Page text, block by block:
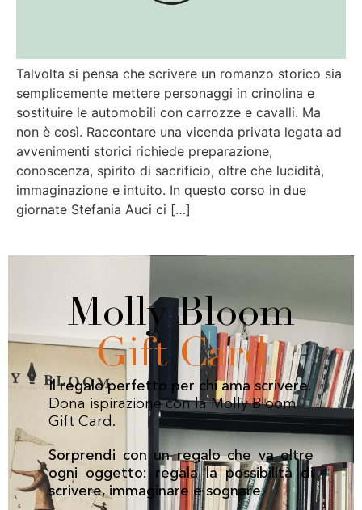
Talvolta si pensa che scrivere un romanzo storico sia
semplicemente mettere personaggi in crinolina e
sostituire le automobili con carrozze e cavalli. Ma
non è così. Raccontare una vicenda privata legata ad
avvenimenti storici richiede preparazione,
conoscenza, spirito di sacrificio, oltre che lucidità,
immaginazione e intuito. In questo corso in due
giornate Stefania Auci ci […]
Molly Bloom
Gift Card
Il regalo perfetto per chi ama scrivere.
Dona ispirazione con la Molly Bloom
Gift Card.
Sorprendi con un regalo che va oltre
ogni oggetto: regala la possibilità di
scrivere, immaginare e sognare.